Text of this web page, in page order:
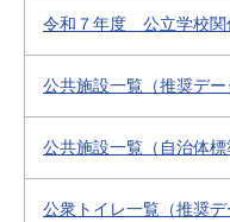
令和７年度 公立学校関
公共施設一覧（推奨デー
公共施設一覧（自治体標
公衆トイレ一覧（推奨デ